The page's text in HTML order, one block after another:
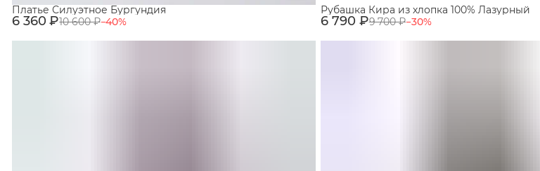
6 360 ₽10 600 ₽−40%
Платье Силуэтное Бургундия
6 790 ₽9 700 ₽−30%
Рубашка Кира из хлопка 100% Лазурный